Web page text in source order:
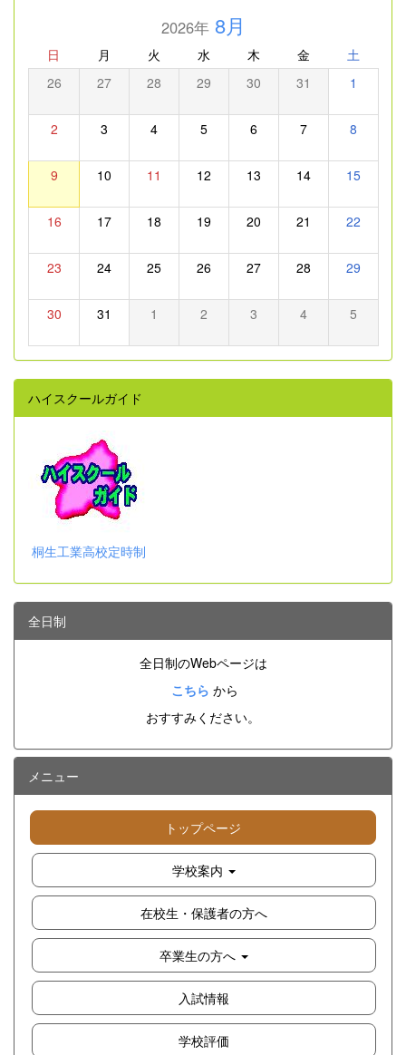
2026年8月
日 月 火 水 木 金 土
26 27 28 29 30 31 1
2 3 4 5 6 7 8
9 10 11 12 13 14 15
16 17 18 19 20 21 22
23 24 25 26 27 28 29
30 31 1 2 3 4 5
ハイスクールガイド
桐生工業高校定時制
全日制
全日制のWebページは
こちら から
おすすみください。
メニュー
トップページ
学校案内
在校生・保護者の方へ
卒業生の方へ
入試情報
学校評価